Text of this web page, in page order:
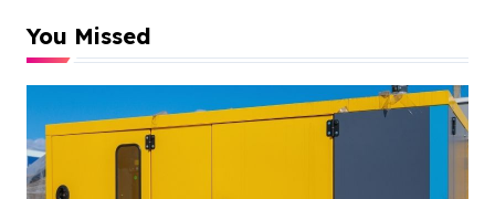
You Missed